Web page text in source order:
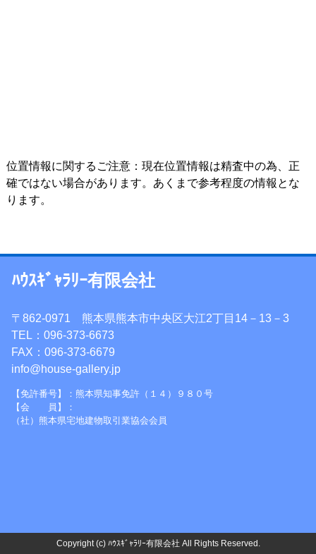
位置情報に関するご注意：現在位置情報は精査中の為、正
確ではない場合があります。あくまで参考程度の情報とな
ります。
ﾊｳｽｷﾞｬﾗﾘｰ有限会社
〒862-0971 熊本県熊本市中央区大江2丁目14－13－3
TEL：096-373-6673
FAX：096-373-6679
info@house-gallery.jp
【免許番号】：熊本県知事免許（１４）９８０号
【会 員】：
（社）熊本県宅地建物取引業協会会員
Copyright (c) ﾊｳｽｷﾞｬﾗﾘｰ有限会社 All Rights Reserved.